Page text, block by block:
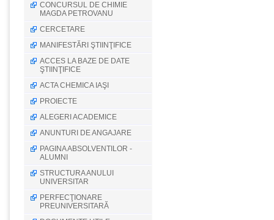
CONCURSUL DE CHIMIE
MAGDA PETROVANU
CERCETARE
MANIFESTĂRI ŞTIINŢIFICE
ACCES LA BAZE DE DATE
ŞTIINŢIFICE
ACTA CHEMICA IAŞI
PROIECTE
ALEGERI ACADEMICE
ANUNTURI DE ANGAJARE
PAGINA ABSOLVENTILOR -
ALUMNI
STRUCTURA ANULUI
UNIVERSITAR
PERFECŢIONARE
PREUNIVERSITARĂ